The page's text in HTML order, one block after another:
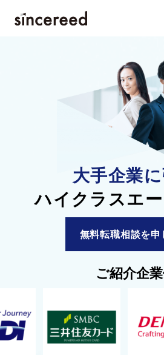
大手企業
ハイクラスエ
無料転職相談を申
ご紹介企